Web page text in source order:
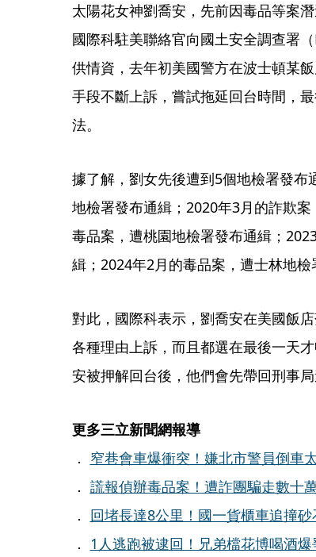
太陽花女神劉喬安，先前因毒品等案
國際科駐美聯絡官向國土安全調查署
供情資，去年初美國警方在波士頓某
手段不斷上訴，嘗試拖延回台時間，
法。
據了解，劉女先後遭到5個地檢署發
地檢署發布通緝；2020年3月的詐欺
毒品案，遭桃園地檢署發布通緝；
緝；2024年2月的毒品案，遭士林地檢
對此，國際科表示，劉喬安在美國飯
各種理由上訴，而且都選在最後一天
安被押解回台後，他們會先帶回刑事
更多三立新聞網報導
． 窄巷會車爆衝突！嫌北市警員倒
． 謊報偵辦毒品案！遭詐團騙走數
． 回堵長達8公里！國一貨櫃車追撞
． 1人逃跑被逮回！兄弟檔花博喝酒